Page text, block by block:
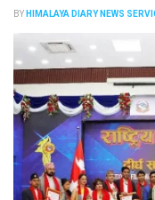
BY HIMALAYA DIARY NEWS